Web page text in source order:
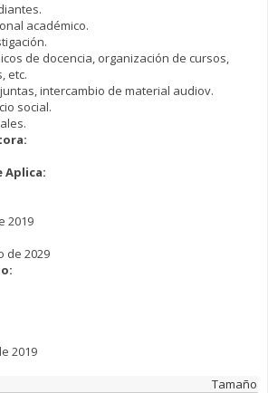
académico.
de docencia, organización de cursos,
etc.
intercambio de material audiov.
social.
Aplica:
2019
de 2029
2019
Tamaño